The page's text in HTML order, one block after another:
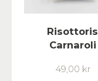
Risottoris
Carnaroli
49,00 kr